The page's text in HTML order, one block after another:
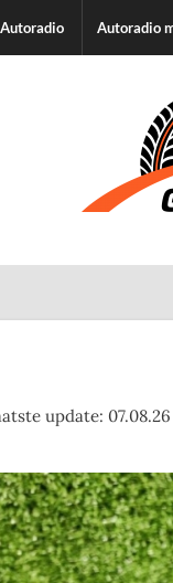
Autoradio Autoradio
update: 07.08.26